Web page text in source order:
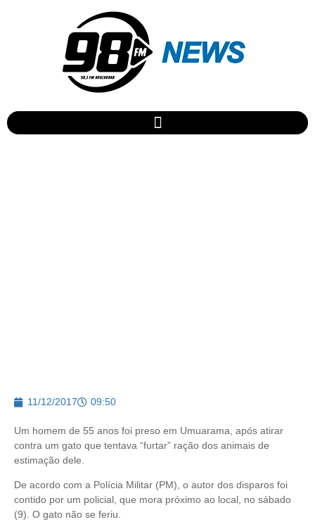
11/12/2017 09:50
Um homem de 55 anos foi preso em Umuarama, após atirar
contra um gato que tentava “furtar” ração dos animais de
estimação dele.
De acordo com a Polícia Militar (PM), o autor dos disparos foi
contido por um policial, que mora próximo ao local, no sábado
(9). O gato não se feriu.